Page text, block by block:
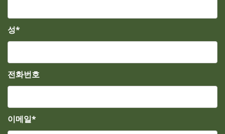
성*
전화번호
이메일*